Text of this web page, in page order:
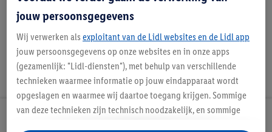
jouw persoonsgegevens
Wij verwerken als exploitant van de Lidl websites en de Lidl app
jouw persoonsgegevens op onze websites en in onze apps
(gezamenlijk: "Lidl-diensten"), met behulp van verschillende
technieken waarmee informatie op jouw eindapparaat wordt
opgeslagen en waarmee wij daartoe toegang krijgen. Sommige
van deze technieken zijn technisch noodzakelijk, en sommige